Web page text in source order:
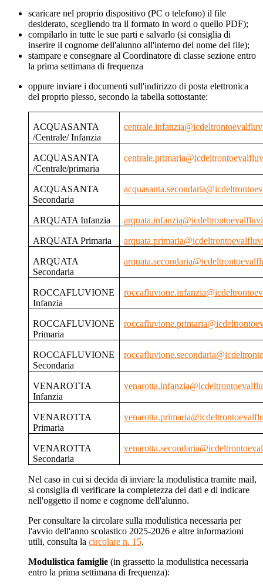
scaricare nel proprio dispositivo (PC o telefono) il file
desiderato, scegliendo tra il formato in word o quello PDF);
compilarlo in tutte le sue parti e salvarlo (si consiglia di
inserire il cognome dell'alunno all'interno del nome del file);
stampare e consegnare al Coordinatore di classe sezione entro
la prima settimana di frequenza
oppure inviare i documenti sull'indirizzo di posta elettronica
del proprio plesso, secondo la tabella sottostante:
ACQUASANTA
/Centrale/ Infanzia
ACQUASANTA
/Centrale/primaria
ACQUASANTA
Secondaria
ARQUATA Infanzia
ARQUATA Primaria
ARQUATA
Secondaria
ROCCAFLUVIONE
Infanzia
ROCCAFLUVIONE
Primaria
ROCCAFLUVIONE
Secondaria
VENAROTTA
Infanzia
VENAROTTA
Primaria
VENAROTTA
Secondaria
Nel caso in cui si decida di inviare la modulistica tramite mail,
si consiglia di verificare la completezza dei dati e di indicare
nell'oggetto il nome e cognome dell'alunno.
Per consultare la circolare sulla modulistica necessaria per
l'avvio dell'anno scolastico 2025-2026 e altre informazioni
utili, consulta la circolare n. 15.
Modulistica famiglie (in grassetto la modulistica necessaria
entro la prima settimana di frequenza):